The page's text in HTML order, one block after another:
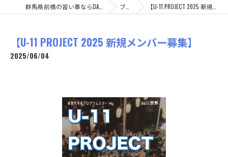
ブログ 【U-11 PROJECT 2025 新規メンバー募集】
【U-11 PROJECT 2025 新規メンバー募集】
2025/06/04